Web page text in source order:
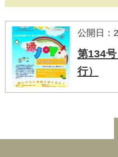
公開日：
第134
行）